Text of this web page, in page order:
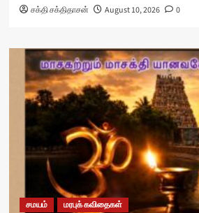
சக்தி சக்திதாசன் August 10, 2026 0
சமயம் மரபுக் கவிதைகள்